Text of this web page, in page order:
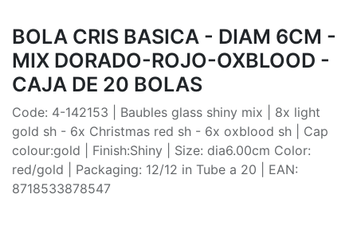
BOLA CRIS BASICA - DIAM 6CM -
MIX DORADO-ROJO-OXBLOOD -
CAJA DE 20 BOLAS
Code: 4-142153 | Baubles glass shiny mix | 8x light
gold sh - 6x Christmas red sh - 6x oxblood sh | Cap
colour:gold | Finish:Shiny | Size: dia6.00cm Color:
red/gold | Packaging: 12/12 in Tube a 20 | EAN:
8718533878547